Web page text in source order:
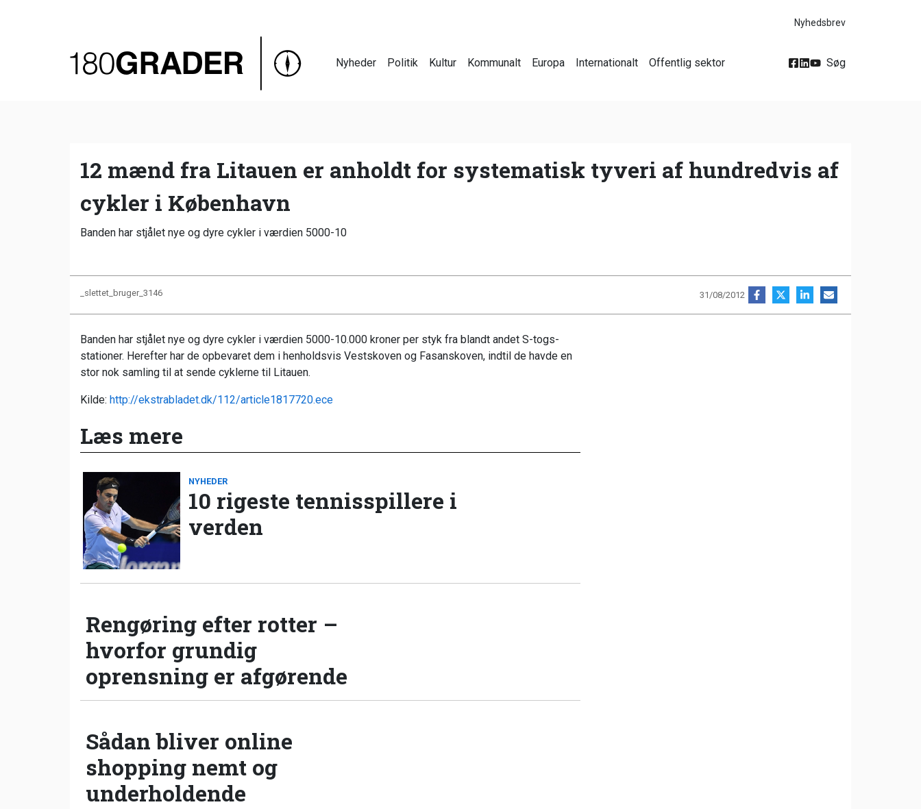
Nyhedsbrev
Nyheder Politik Kultur Kommunalt Europa Internationalt Offentlig sektor Søg
12 mænd fra Litauen er anholdt for systematisk tyveri af hundredvis af
cykler i København
Banden har stjålet nye og dyre cykler i værdien 5000-10
_slettet_bruger_3146 31/08/2012
Banden har stjålet nye og dyre cykler i værdien 5000-10.000 kroner per styk fra blandt andet S-togs-
stationer. Herefter har de opbevaret dem i henholdsvis Vestskoven og Fasanskoven, indtil de havde en
stor nok samling til at sende cyklerne til Litauen.
Kilde: http://ekstrabladet.dk/112/article1817720.ece
Læs mere
NYHEDER
10 rigeste tennisspillere i
verden
Rengøring efter rotter –
hvorfor grundig
oprensning er afgørende
Sådan bliver online
shopping nemt og
underholdende